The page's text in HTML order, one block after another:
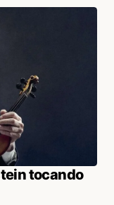
brother. :)
tocando